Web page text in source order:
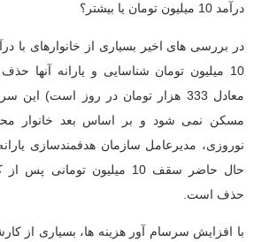
درآمد 10 میلیون تومان یا بیشتر؟
در بررسی های اخیر بسیاری از خانوارهای با
10 میلیون تومان شناسایی و یارانه
معادل 333 هزار تومان در روز است)
مسکن نمی شود و بر اساس بعد خانوار
نوروزی، مدیرعامل سازمان هدفمندسازی
حال حاضر سقف 10 میلیون
حذف است.
با افزایش سرسام آور هزینه ها، بسیاری از